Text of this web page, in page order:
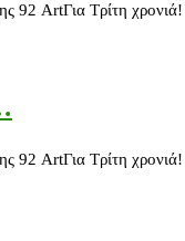
92 ArtΓια Τρίτη
92 ArtΓια Τρίτη